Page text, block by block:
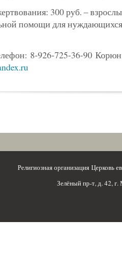
300 руб. –
помощи для нуждающихся
8-926-725-36-90
Религиозная организация
Зелёный пр-т, д. 42,